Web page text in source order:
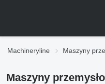
Machineryline Maszyny
Maszyny